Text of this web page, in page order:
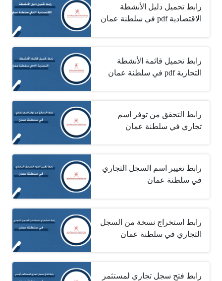
رابط تحميل دليل الأنشطة
الاقتصادية‏ pdf في سلطنة عمان
رابط تحميل قائمة الأنشطة
التجارية‎ pdf ‎في سلطنة عمان
رابط التحقق من توفر اسم
تجاري في سلطنة عمان
رابط تغيير اسم السجل التجاري
في سلطنة عمان
رابط استخراج نسخة من السجل
التجاري في سلطنة عمان
رابط فتح سجل تجاري لمستثمر